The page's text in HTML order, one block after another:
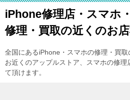
iPhone修理店・スマホ
修理・買取の近くのお
全国にあるiPhone・スマホの修理・買取
お近くのアップルストア、スマホの修理
て頂けます。